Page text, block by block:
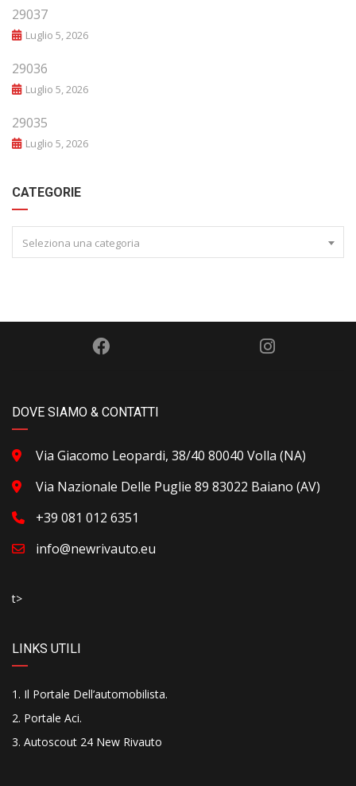
29037
Luglio 5, 2026
29036
Luglio 5, 2026
29035
Luglio 5, 2026
CATEGORIE
Seleziona una categoria
DOVE SIAMO & CONTATTI
Via Giacomo Leopardi, 38/40 80040 Volla (NA)
Via Nazionale Delle Puglie 89 83022 Baiano (AV)
+39 081 012 6351
info@newrivauto.eu
t>
LINKS UTILI
Il Portale Dell’automobilista.
Portale Aci.
Autoscout 24 New Rivauto